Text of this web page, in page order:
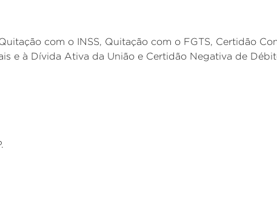
com o INSS, Quitação com o FGTS, Certidão
e à Dívida Ativa da União e Certidão Negativa de